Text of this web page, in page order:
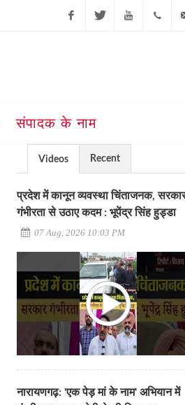
संपादक के नाम
Videos Recent
प्रदेश में कानून व्यवस्था चिंताजनक,
गंभीरता से उठाए कदम : भूपेंद्र सिंह हुड्डा
07 Aug, 2026 10:03 PM
नारायणगढ़: 'एक पेड़ मां के नाम' अभियान में